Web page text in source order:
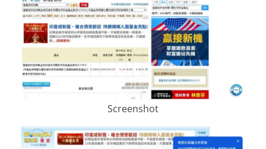
Screenshot